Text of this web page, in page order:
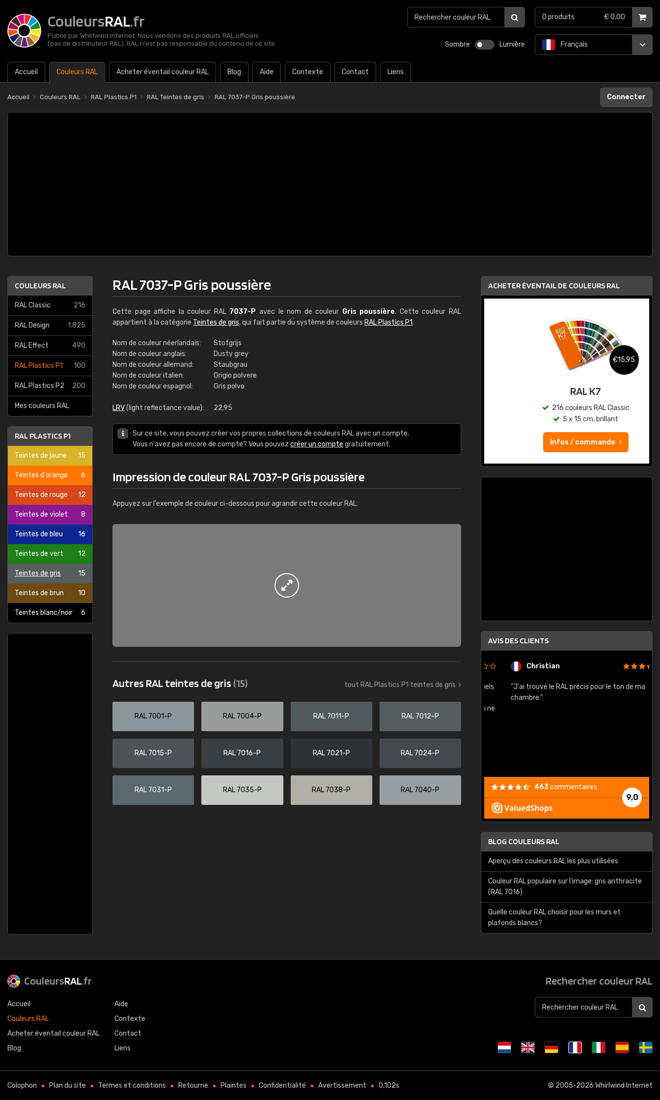
CouleursRAL.fr
Publié par Whirlwind Internet. Nous vendons des produits RAL officiels
(pas de distributeur RAL). RAL n'est pas responsable du contenu de ce site.
Sombre Lumière
Accueil Couleurs RAL Acheter éventail couleur RAL Blog Aide Contexte Contact Liens
Français
0 produits € 0,00
Accueil Couleurs RAL RAL Plastics P1 RAL Teintes de gris RAL 7037-P Gris poussière Connecter
COULEURS RAL
RAL Classic 216
RAL Design 1.825
RAL Effect 490
RAL Plastics P1 100
RAL Plastics P2 200
Mes couleurs RAL
RAL PLASTICS P1
Teintes de jaune 15
Teintes d'orange 6
Teintes de rouge 12
Teintes de violet 8
Teintes de bleu 16
Teintes de vert 12
Teintes de gris 15
Teintes de brun 10
Teintes blanc/noir 6
RAL 7037-P Gris poussière
Cette page affiche la couleur RAL 7037-P avec le nom de couleur Gris poussière. Cette couleur RAL
appartient à la catégorie Teintes de gris, qui fait partie du système de couleurs RAL Plastics P1.
Nom de couleur néerlandais:
Stofgrijs
Nom de couleur anglais:
Dusty grey
Nom de couleur allemand:
Staubgrau
Nom de couleur italien:
Grigio polvere
Nom de couleur espagnol:
Gris polvo
LRV(light reflectance value): 22,95
Sur ce site, vous pouvez créer vos propres collections de couleurs RAL avec un compte.
Vous n'avez pas encore de compte? Vous pouvez créer un compte gratuitement.
Impression de couleur RAL 7037-P Gris poussière
Appuyez sur l'exemple de couleur ci-dessous pour agrandir cette couleur RAL:
Autres RAL teintes de gris (15) tout RAL Plastics P1 teintes de gris
RAL 7001-P RAL 7004-P RAL 7011-P RAL 7012-P
RAL 7015-P RAL 7016-P RAL 7021-P RAL 7024-P
RAL 7031-P RAL 7035-P RAL 7038-P RAL 7040-P
ACHETER ÉVENTAIL DE COULEURS RAL
Infos / commande
€15,95
RAL K7
216 couleurs RAL Classic
5 x 15 cm, brillant
Infos / commande
AVIS DES CLIENTS
"Le site ne permet pas de voir clairement quels
comprend pas qui est quoi. La livraison s'est
bien passé et le produit reçu me convient."
Christian
"J'ai trouvé le RAL précis pour le ton de ma
chambre."
9,0
463commentaires
BLOG COULEURS RAL
Aperçu des couleurs RAL les plus utilisées
Couleur RAL populaire sur l'image: gris anthracite
(RAL 7016)
Quelle couleur RAL choisir pour les murs et
plafonds blancs?
CouleursRAL.fr
Accueil
Couleurs RAL
Acheter éventail couleur RAL
Blog
Aide
Contexte
Contact
Liens
Rechercher couleur RAL
Colophon Plan du site Termes et conditions Retourne Plaintes Confidentialité Avertissement 0,102s © 2005-2026 Whirlwind Internet